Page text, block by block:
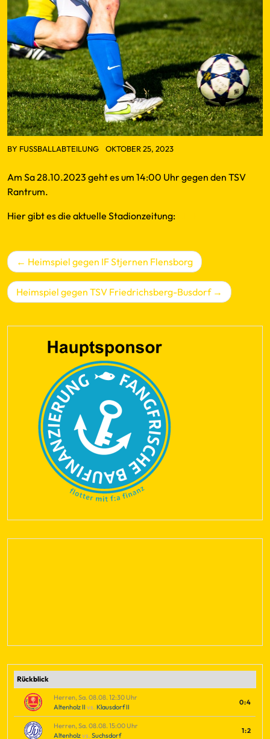
BY FUSSBALLABTEILUNG OKTOBER 25, 2023
Am Sa 28.10.2023 geht es um 14:00 Uhr gegen den TSV
Rantrum.
Hier gibt es die aktuelle Stadionzeitung:
Beitragsnavigation
Heimspiel gegen IF Stjernen Flensborg
Heimspiel gegen TSV Friedrichsberg-Busdorf
Rückblick
Herren, Sa. 08.08. 12:30 Uhr
Altenholz II vs. Klausdorf II
0:4
Herren, Sa. 08.08. 15:00 Uhr
Altenholzvs.Suchsdorf
1:2